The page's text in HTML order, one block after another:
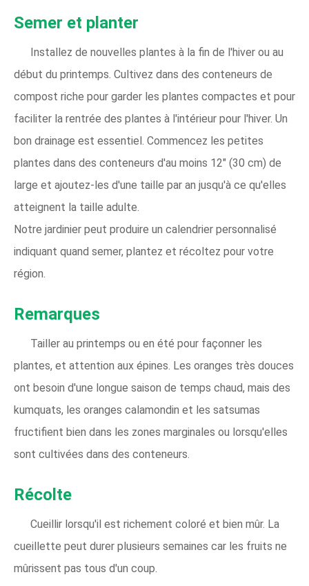
Semer et planter
Installez de nouvelles plantes à la fin de l'hiver ou au
début du printemps. Cultivez dans des conteneurs de
compost riche pour garder les plantes compactes et pour
faciliter la rentrée des plantes à l'intérieur pour l'hiver. Un
bon drainage est essentiel. Commencez les petites
plantes dans des conteneurs d'au moins 12" (30 cm) de
large et ajoutez-les d'une taille par an jusqu'à ce qu'elles
atteignent la taille adulte.
Notre jardinier peut produire un calendrier personnalisé
indiquant quand semer, plantez et récoltez pour votre
région.
Remarques
Tailler au printemps ou en été pour façonner les
plantes, et attention aux épines. Les oranges très douces
ont besoin d'une longue saison de temps chaud, mais des
kumquats, les oranges calamondin et les satsumas
fructifient bien dans les zones marginales ou lorsqu'elles
sont cultivées dans des conteneurs.
Récolte
Cueillir lorsqu'il est richement coloré et bien mûr. La
cueillette peut durer plusieurs semaines car les fruits ne
mûrissent pas tous d'un coup.